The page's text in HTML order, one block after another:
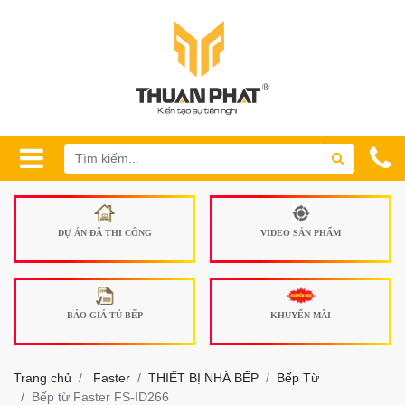
DỰ ÁN ĐÃ THI CÔNG VIDEO SẢN PHẨM
BÁO GIÁ TỦ BẾP KHUYẾN MÃI
Trang chủ Faster THIẾT BỊ NHÀ BẾP
Bếp Từ
Bếp từ Faster FS-ID266